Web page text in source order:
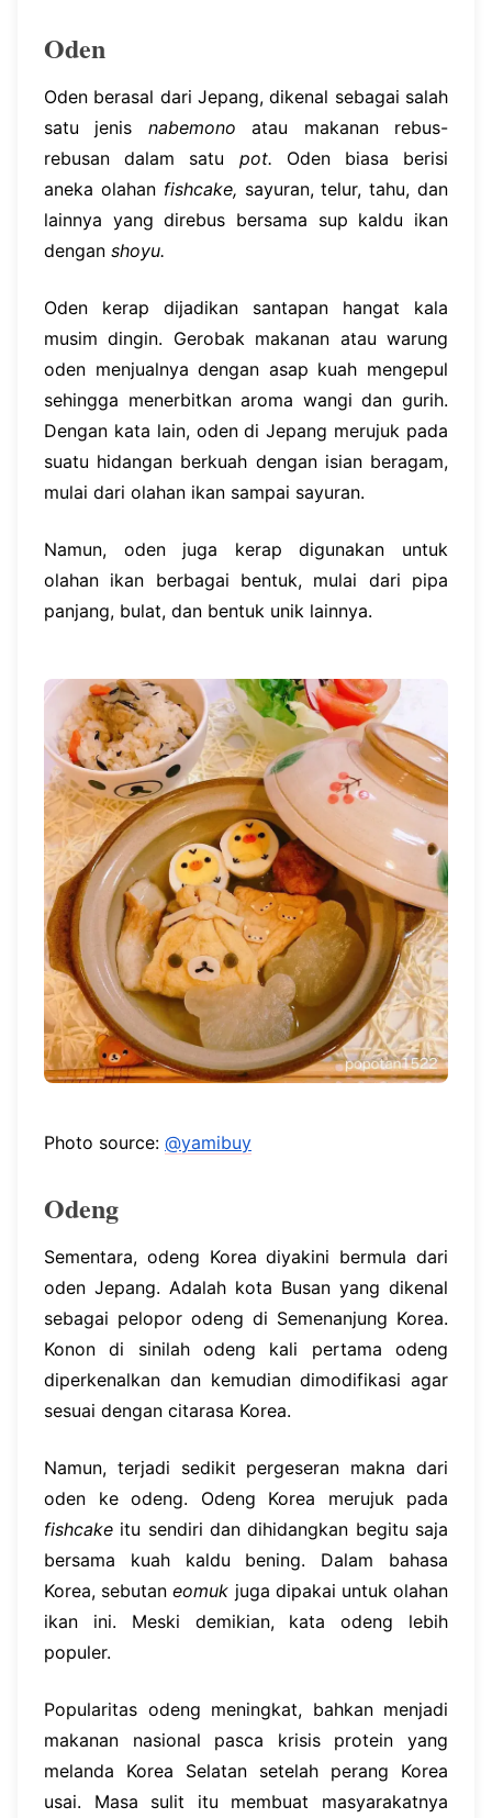
Oden
Oden berasal dari Jepang, dikenal sebagai salah
satu jenis nabemonoatau makanan rebus-
rebusan dalam satu pot. Oden biasa berisi
aneka olahan fishcake, sayuran, telur, tahu, dan
lainnya yang direbus bersama sup kaldu ikan
dengan shoyu.
Oden kerap dijadikan santapan hangat kala
musim dingin. Gerobak makanan atau warung
oden menjualnya dengan asap kuah mengepul
sehingga menerbitkan aroma wangi dan gurih.
Dengan kata lain, oden di Jepang merujuk pada
suatu hidangan berkuah dengan isian beragam,
mulai dari olahan ikan sampai sayuran.
Namun, oden juga kerap digunakan untuk
olahan ikan berbagai bentuk, mulai dari pipa
panjang, bulat, dan bentuk unik lainnya.
Photo source: @yamibuy
Odeng
Sementara, odeng Korea diyakini bermula dari
oden Jepang. Adalah kota Busan yang dikenal
sebagai pelopor odeng di Semenanjung Korea.
Konon di sinilah odeng kali pertama odeng
diperkenalkan dan kemudian dimodifikasi agar
sesuai dengan citarasa Korea.
Namun, terjadi sedikit pergeseran makna dari
oden ke odeng. Odeng Korea merujuk pada
fishcake itu sendiri dan dihidangkan begitu saja
bersama kuah kaldu bening. Dalam bahasa
Korea, sebutaneomuk juga dipakai untuk olahan
ikan ini. Meski demikian, kata odeng lebih
populer.
Popularitas odeng meningkat, bahkan menjadi
makanan nasional pasca krisis protein yang
melanda Korea Selatan setelah perang Korea
usai. Masa sulit itu membuat masyarakatnya